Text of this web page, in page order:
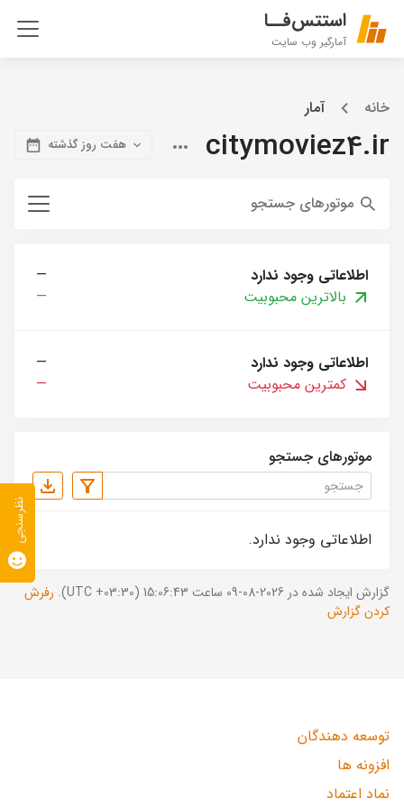
استتس‌فــا
آمارگیر وب سایت
خانه آمار
citymoviez4.ir هفت روز گذشته
موتورهای جستجو
اطلاعاتی وجود ندارد
—
بالاترین محبوبیت
—
اطلاعاتی وجود ندارد
—
کمترین محبوبیت
—
موتورهای جستجو
اطلاعاتی وجود ندارد.
گزارش ایجاد شده در 2026-08-09 ساعت 15:06:43 (UTC +03:30).
رفرش
کردن گزارش
توسعه دهندگان
افزونه ها
نماد اعتماد
نظرسنجی